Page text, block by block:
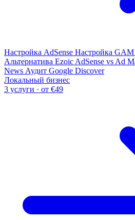
Настройка AdSense Настройка GAM
Альтернатива Ezoic AdSense vs Ad
News Аудит Google Discover
Локальный бизнес
3 услуги · от €49